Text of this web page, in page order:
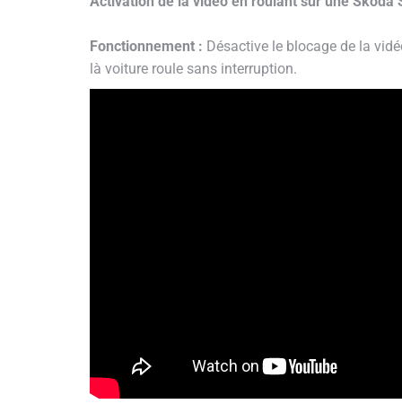
Fonctionnement : Désactive le blocage de la
là voiture roule sans interruption.